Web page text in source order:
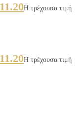
11.20Η τρέχουσα τιμή
11.20Η τρέχουσα τιμή